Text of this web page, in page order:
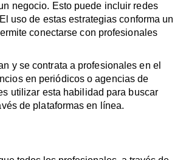
negocio. Esto puede incluir redes
uso de estas estrategias conforma un
conectarse con profesionales
y se contrata a profesionales en el
en periódicos o agencias de
utilizar esta habilidad para buscar
de plataformas en línea.